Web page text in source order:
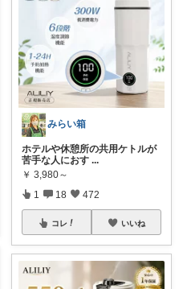
みらい箱
ホテルや休憩所の共用ケトルが
苦手な人におす ...
￥ 3,980～
1 18 472
コレ いいね